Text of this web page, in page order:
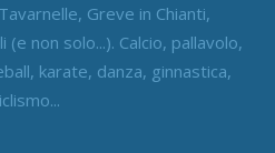
Greve in Chianti,
non solo...). Calcio, pallavolo,
karate, danza, ginnastica,